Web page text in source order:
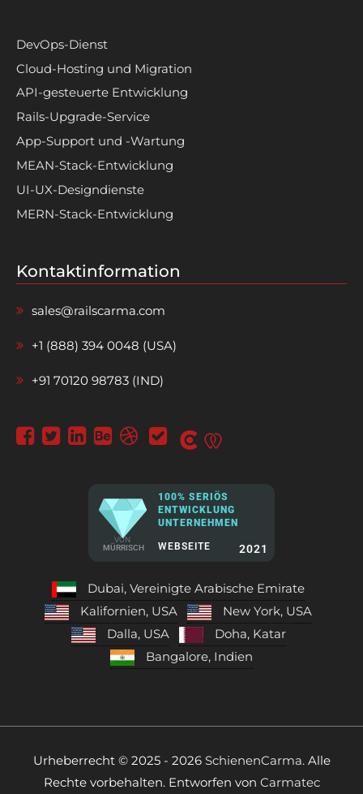
DevOps-Dienst
Cloud-Hosting und Migration
API-gesteuerte Entwicklung
Rails-Upgrade-Service
App-Support und -Wartung
MEAN-Stack-Entwicklung
UI-UX-Designdienste
MERN-Stack-Entwicklung
Kontaktinformation
sales@railscarma.com
+1 (888) 394 0048 (USA)
+91 70120 98783 (IND)
VON
MÜRRISCH
100% SERIÖS
ENTWICKLUNG
UNTERNEHMEN
WEBSEITE 2021
Dubai, Vereinigte Arabische Emirate
Kalifornien, USA
New York, USA
Dalla, USA
Doha, Katar
Bangalore, Indien
Urheberrecht © 2025 - 2026 SchienenCarma.Alle
Rechte vorbehalten. Entworfen von Carmatec